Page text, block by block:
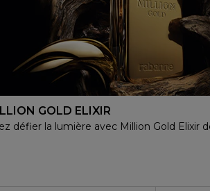
GOLD ELIXIR
défier la lumière avec Million Gold Elixir